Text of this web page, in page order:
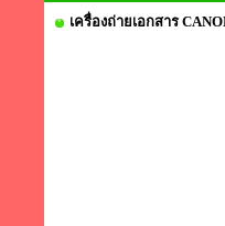
เครื่องถ่ายเอกสาร